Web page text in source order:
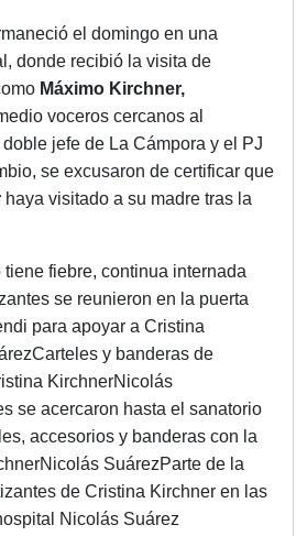
el domingo en una
donde recibió la visita de
Máximo Kirchner,
voceros cercanos al
jefe de La Cámpora y el PJ
se excusaron de certificar que
haya visitado a su madre tras la
fiebre, continua internada
se reunieron en la puerta
para apoyar a Cristina
y banderas de
KirchnerNicolás
se acercaron hasta el sanatorio
accesorios y banderas con la
SuárezParte de la
de Cristina Kirchner en las
Nicolás Suárez